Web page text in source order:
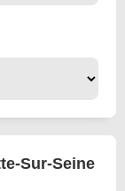
Sur-Seine